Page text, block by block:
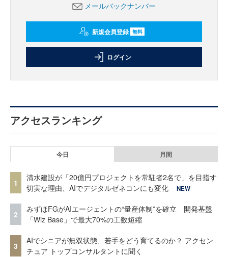
メールバックナンバー
新規会員登録 無料
ログイン
アクセスランキング
今日 月間
1
清水建設が「20億円プロジェクトを常駐者2名で」を目指す
切実な理由、AIでデジタルゼネコンにも変化
NEW
2
みずほFGがAIエージェントの“量産体制”を確立 開発基盤
「Wiz Base」で最大70%の工数短縮
3
AIでシニアが無双状態、若手をどう育てるのか？ アクセン
チュア トップコンサルタントに聞く